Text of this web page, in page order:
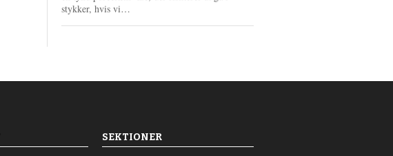
stykker, hvis vi…
e
SEKTIONER